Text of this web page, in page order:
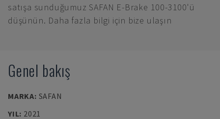
satışa sunduğumuz SAFAN E-Brake 100-3100'ü
düşünün. Daha fazla bilgi için bize ulaşın
Genel bakış
MARKA: SAFAN
YIL: 2021